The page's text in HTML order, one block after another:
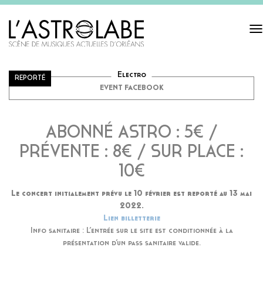
REPORTÉ Electro
LOUISAHHH LIVE BAND
10.02.2022 - 4H30 - PETITE SALLE
EVENT FACEBOOK
ABONNÉ ASTRO : 5€ /
PRÉVENTE : 8€ / SUR PLACE :
10€
Le concert initialement prévu le 10 février est reporté au 13 mai
2022.
Lien billetterie
Info sanitaire : L’entrée sur le site est conditionnée à la
présentation d’un pass sanitaire valide.